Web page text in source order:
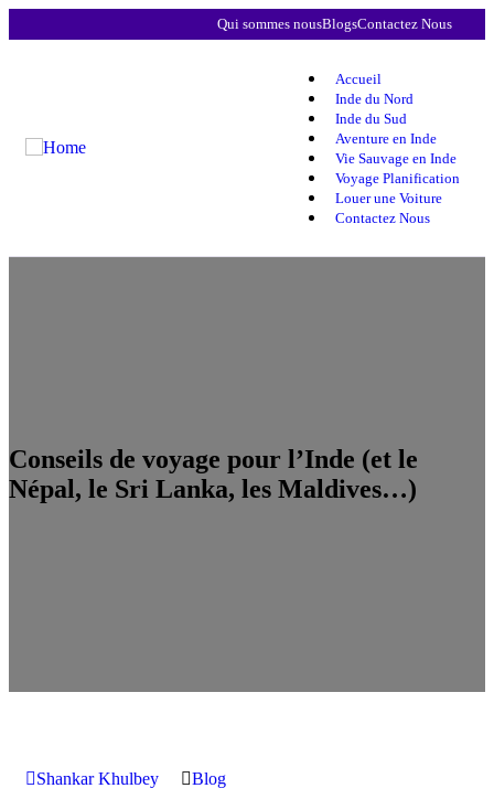
Qui sommes nousBlogsContactez Nous
Accueil
Inde du Nord
Inde du Sud
Aventure en Inde
Vie Sauvage en Inde
Voyage Planification
Louer une Voiture
Contactez Nous
Conseils de voyage pour l’Inde (et le
Népal, le Sri Lanka, les Maldives…)
Shankar Khulbey Blog